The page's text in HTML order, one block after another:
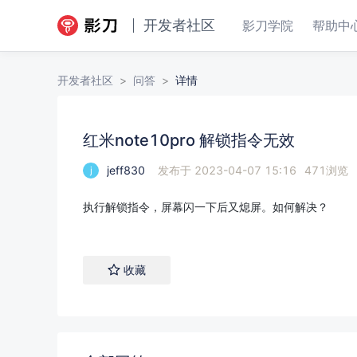
开发者社区 影刀学院 帮助中
红米note10pro 解锁指令无效
开发者社区 > 问答 > 详情
红米note10pro 解锁指令无效
j jeff830 发布于 2023-04-07 15:16 471浏览
执行解锁指令，屏幕闪一下后又熄屏。如何解决？
收藏